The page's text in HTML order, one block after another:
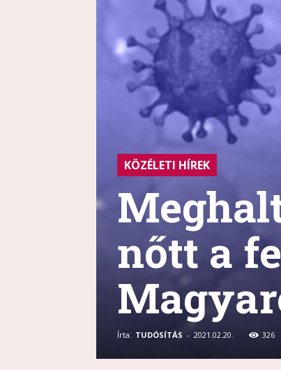
KÖZÉLETI HÍREK
nőtt a
Írta: TUDÓSÍTÁS - 2021.02.20. 326